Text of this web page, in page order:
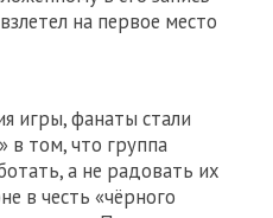
на первое место
игры, фанаты стали
в том, что группа
а не радовать их
в честь «чёрного